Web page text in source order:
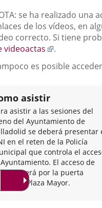
se ha realizado una
de los vídeos, en
correcto. Si tiene
videoactas
Enlace
una
.
es posible
asistir
asistir a las sesiones del
del Ayuntamiento de
se deberá presentar
en el reten de la Policía
que controla el
El acceso de
será por la puerta
Plaza Mayor.